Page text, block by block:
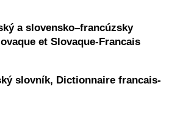
a slovensko–francúzsky
et Slovaque-Francais
slovník, Dictionnaire francais-